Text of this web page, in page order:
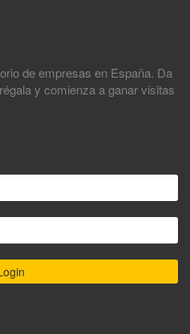
de empresas en España. Da
y comienza a ganar visitas